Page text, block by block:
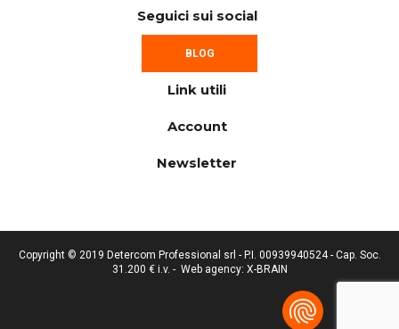
Seguici sui social
BLOG
Link utili
Account
Newsletter
Copyright © 2019 Detercom Professional srl - P.I. 00939940524 - Cap. Soc.
31.200 € i.v. - Web agency: X-BRAIN